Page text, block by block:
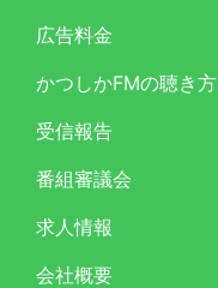
広告料金
かつしかFMの聴き方
受信報告
番組審議会
求人情報
会社概要